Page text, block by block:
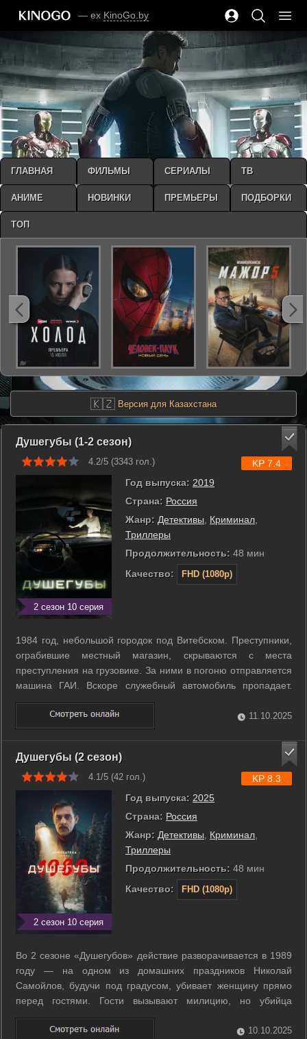
— ex KinoGo.by
🇰🇿 Версия для Казахстана
Душегубы (1-2 сезон)
4.2/5 (3343 гол.)
2 сезон 10 серия
Год выпуска: 2019
Страна: Россия
Жанр: Детективы Криминал
Триллеры
Продолжительность: 48 мин
Качество:
FHD (1080p)
KP 7.4
1984 год, небольшой городок под Витебском. Преступники,
ограбившие местный магазин, скрываются с места
преступления на грузовике. За ними в погоню отправляется
машина ГАИ. Вскоре служебный автомобиль пропадает.
Начинаются поиски преступников и сотрудника ГАИ, однако
вместо них в лесу обнаруживают труп девушки. Дело
поручают местному сотруднику ...
11.10.2025
Душегубы (2 сезон)
4.1/5 (42 гол.)
2 сезон 10 серия
Год выпуска: 2025
Страна: Россия
Жанр: Детективы Криминал
Триллеры
Продолжительность: 48 мин
Качество:
FHD (1080p)
KP 8.3
Во 2 сезоне «Душегубов» действие разворачивается в 1989
году — на одном из домашних праздников Николай
Самойлов, будучи под градусом, убивает женщину прямо
перед гостями. Гости вызывают милицию, но убийца
успевает исчезнуть. Столичный следователь Максим
Ковальский берётся за дело и вскоре выходит на след
10.10.2025
ГЛАВНАЯ ФИЛЬМЫ СЕРИАЛЫ ТВ
АНИМЕ НОВИНКИ ПРЕМЬЕРЫ ПОДБОРКИ
ТОП